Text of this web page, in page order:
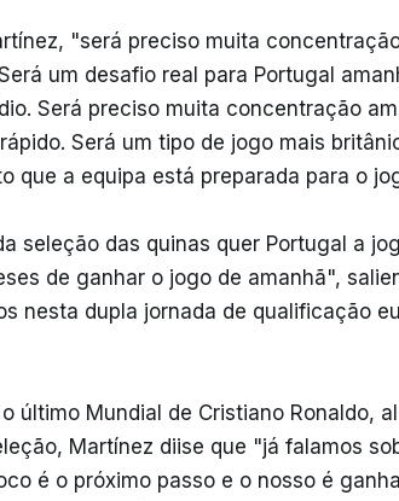
"será preciso muita
um desafio real para Portugal
Será preciso muita concentração
Será um tipo de jogo mais
que a equipa está preparada para o
seleção das quinas quer Portugal a
de ganhar o jogo de amanhã",
nesta dupla jornada de qualificação
último Mundial de Cristiano Ronaldo,
Martínez diise que "já falamos
é o próximo passo e o nosso é